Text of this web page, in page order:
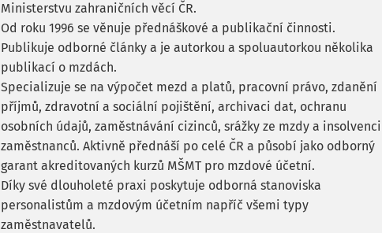
Ministerstvu zahraničních věcí ČR.
Od roku 1996 se věnuje přednáškové a publikační činnosti.
Publikuje odborné články a je autorkou a spoluautorkou několika
publikací o mzdách.
Specializuje se na výpočet mezd a platů, pracovní právo, zdanění
příjmů, zdravotní a sociální pojištění, archivaci dat, ochranu
osobních údajů, zaměstnávání cizinců, srážky ze mzdy a insolvenci
zaměstnanců. Aktivně přednáší po celé ČR a působí jako odborný
garant akreditovaných kurzů MŠMT pro mzdové účetní.
Díky své dlouholeté praxi poskytuje odborná stanoviska
personalistům a mzdovým účetním napříč všemi typy
zaměstnavatelů.